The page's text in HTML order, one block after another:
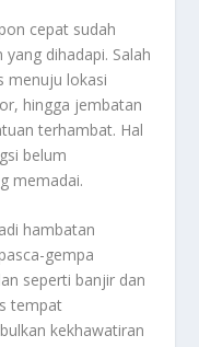
cepat sudah
dihadapi. Salah
menuju lokasi
hingga jembatan
terhambat. Hal
belum
memadai.
hambatan
gempa
seperti banjir dan
tempat
kekhawatiran